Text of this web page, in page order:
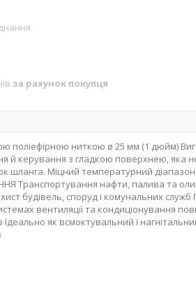
за рахунок покупця
поліефірною ниткою ø 25 мм (1 дюйм)
й керування з гладкою поверхнею, яка
шланга. Міцний температурний
Транспортування нафти, палива та
будівель, споруд і комунальних
вентиляції та кондиціонування
як всмоктувальний і